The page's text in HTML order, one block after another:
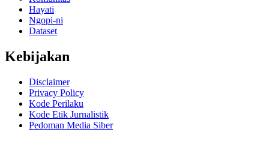
Hayati
Ngopi-ni
Dataset
Kebijakan
Disclaimer
Privacy Policy
Kode Perilaku
Kode Etik Jurnalistik
Pedoman Media Siber